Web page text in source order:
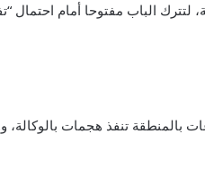
لتترك الباب مفتوحا أمام
بالمنطقة تنفذ هجمات